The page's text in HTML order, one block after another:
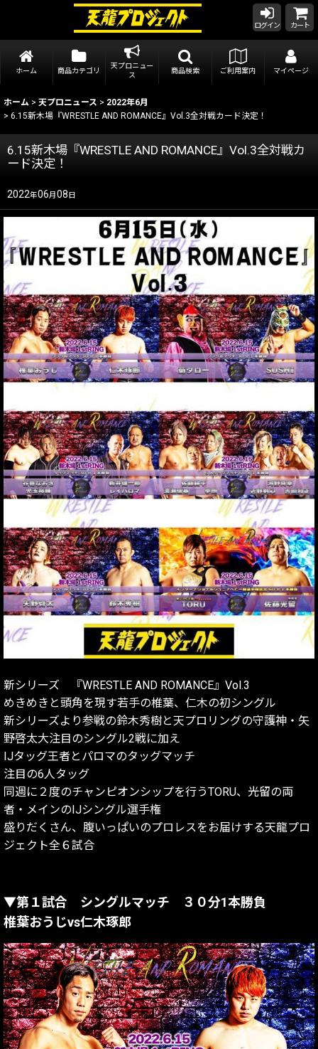
ログイン カート
ホーム 商品カテゴリ
天プロニュー
ス
商品検索 ご利用案内 マイページ
ホーム > 天プロニュース > 2022年6月
> 6.15新木場『WRESTLE AND ROMANCE』Vol.3全対戦カード決定！
6.15新木場『WRESTLE AND ROMANCE』Vol.3全対戦カ
ード決定！
2022年06月 08 日
新シリーズ 『WRESTLE AND ROMANCE』Vol.3
めきめきと頭角を現す若手の椎葉、仁木の初シングル
新シリーズより参戦の鈴木秀樹と天プロリングの守護神・矢
野啓太大注目のシングル2戦に加え
IJタッグ王者とパロマのタッグマッチ
注目の6人タッグ
同週に２度のチャンピオンシップを行うTORU、光留の両
者・メインのIJシングル選手権
盛りだくさん、腹いっぱいのプロレスをお届けする天龍プロ
ジェクト全６試合
▼第１試合 シングルマッチ ３０分1本勝負
椎葉おうじvs仁木琢郎